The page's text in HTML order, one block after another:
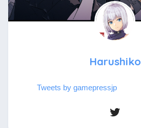
Harushiko
Tweets by gamepressjp